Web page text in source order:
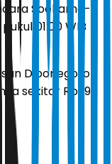
Soekarno-
01.00 WIB
Diponegoro
sekitar Rp 195